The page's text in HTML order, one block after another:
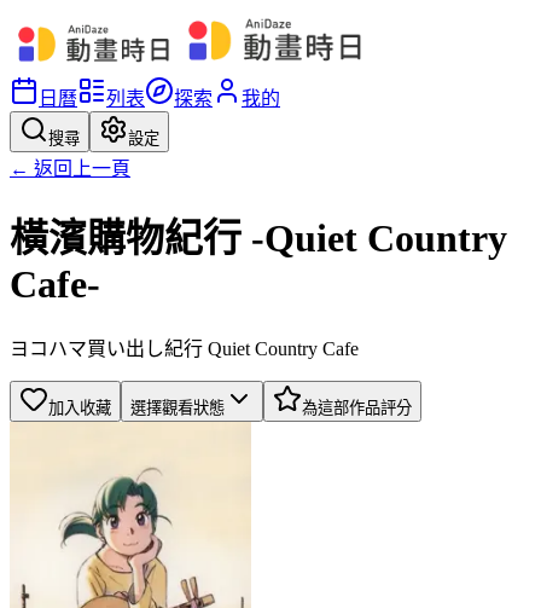
日曆 列表 探索 我的
搜尋 設定
← 返回上一頁
橫濱購物紀行 -Quiet Country
Cafe-
ヨコハマ買い出し紀行 Quiet Country Cafe
加入收藏 選擇觀看狀態 為這部作品評分